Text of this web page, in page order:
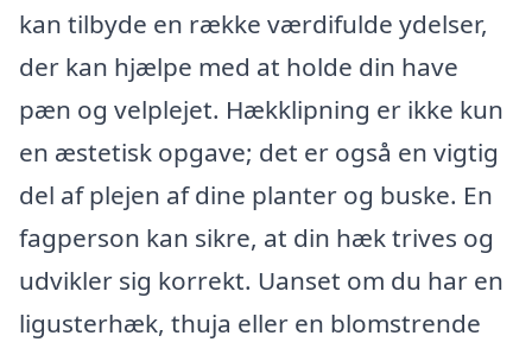
kan tilbyde en række værdifulde ydelser,
der kan hjælpe med at holde din have
pæn og velplejet. Hækklipning er ikke kun
en æstetisk opgave; det er også en vigtig
del af plejen af dine planter og buske. En
fagperson kan sikre, at din hæk trives og
udvikler sig korrekt. Uanset om du har en
ligusterhæk, thuja eller en blomstrende